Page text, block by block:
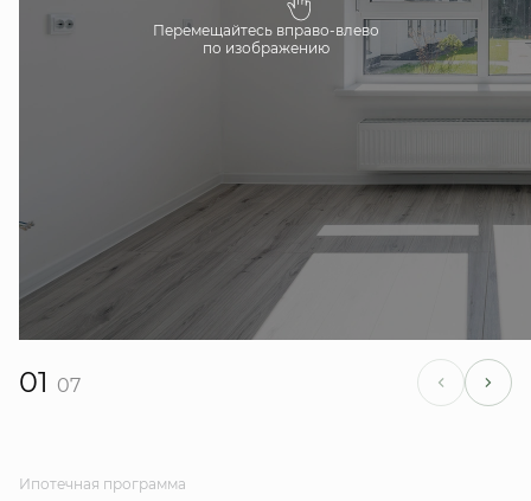
Перемещайтесь вправо-влево
по изображению
01 07
Ипотечная программа